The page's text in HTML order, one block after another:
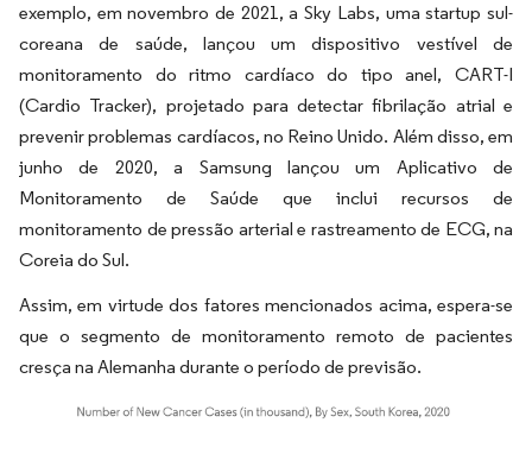
exemplo, em novembro de 2021, a Sky Labs, uma startup sul-
coreana de saúde, lançou um dispositivo vestível de
monitoramento do ritmo cardíaco do tipo anel, CART-I
(Cardio Tracker), projetado para detectar fibrilação atrial e
prevenir problemas cardíacos, no Reino Unido. Além disso, em
junho de 2020, a Samsung lançou um Aplicativo de
Monitoramento de Saúde que inclui recursos de
monitoramento de pressão arterial e rastreamento de ECG, na
Coreia do Sul.
Assim, em virtude dos fatores mencionados acima, espera-se
que o segmento de monitoramento remoto de pacientes
cresça na Alemanha durante o período de previsão.